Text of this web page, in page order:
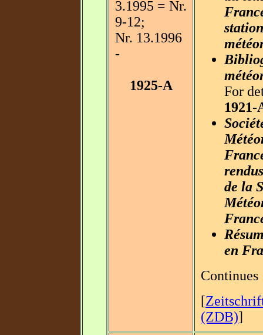
3.1995 = Nr.
9-12;
Nr. 13.1996
-
1925-A
For
1921-
de la
en
Continues
[
(ZDB)]